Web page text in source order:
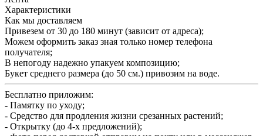
Характеристики
Как мы доставляем
Привезем от 30 до 180 минут (зависит от адреса);
Можем оформить заказ зная только номер телефона
получателя;
В непогоду надежно упакуем композицию;
Букет среднего размера (до 50 см.) привозим на воде.
Бесплатно приложим:
- Памятку по уходу;
- Средство для продления жизни срезанных растений;
- Открытку (до 4-х предложений);